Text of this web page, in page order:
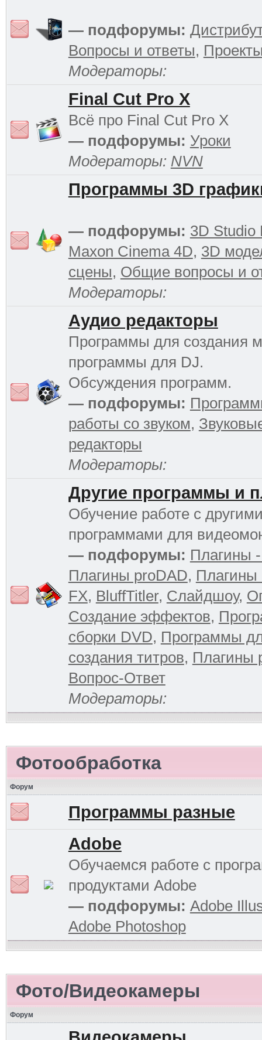
— подфорумы:
Вопросы и ответы,
Модераторы:
Final Cut Pro X
Всё про Final Cut Pro X
— подфорумы: Уроки
Модераторы: NVN
Программы 3D
— подфорумы: 3D Studio
Maxon Cinema 4D, 3D
сцены, Общие вопросы и
Модераторы:
Аудио редакторы
Программы для создания
программы для DJ.
Обсуждения программ.
— подфорумы:
работы со звуком,
редакторы
Модераторы:
Другие программы и
Обучение работе с
программами для
— подфорумы: Плагины
Плагины proDAD, Плагины
FX, BluffTitler, Слайдшоу,
Создание эффектов,
сборки DVD, Программы
создания титров, Плагины
Вопрос-Ответ
Модераторы:
Фотообработка
Форум
Программы разные
Adobe
Обучаемся работе с
продуктами Adobe
— подфорумы: Adobe
Adobe Photoshop
Фото/Видеокамеры
Форум